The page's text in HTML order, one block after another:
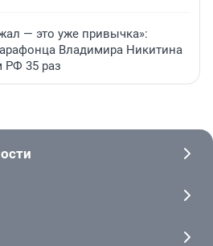
— это уже привычка»:
Владимира Никитина
РФ 35 раз